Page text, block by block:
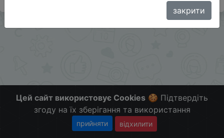
Цей сайт використовує Cookies 🍪 Підтвердіть
згоду на їх зберігання та використання
прийняти відхилити
закрити